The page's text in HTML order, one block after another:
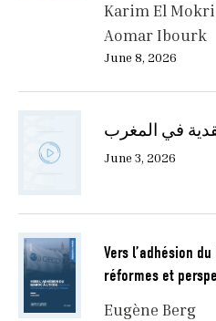
Karim El Mokri
Aomar Ibourk
June 8, 2026
في المغرب
June 3, 2026
Vers l’adhésion du
réformes et
Eugène Berg